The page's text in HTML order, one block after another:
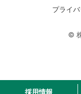
採用情報
プライ
©